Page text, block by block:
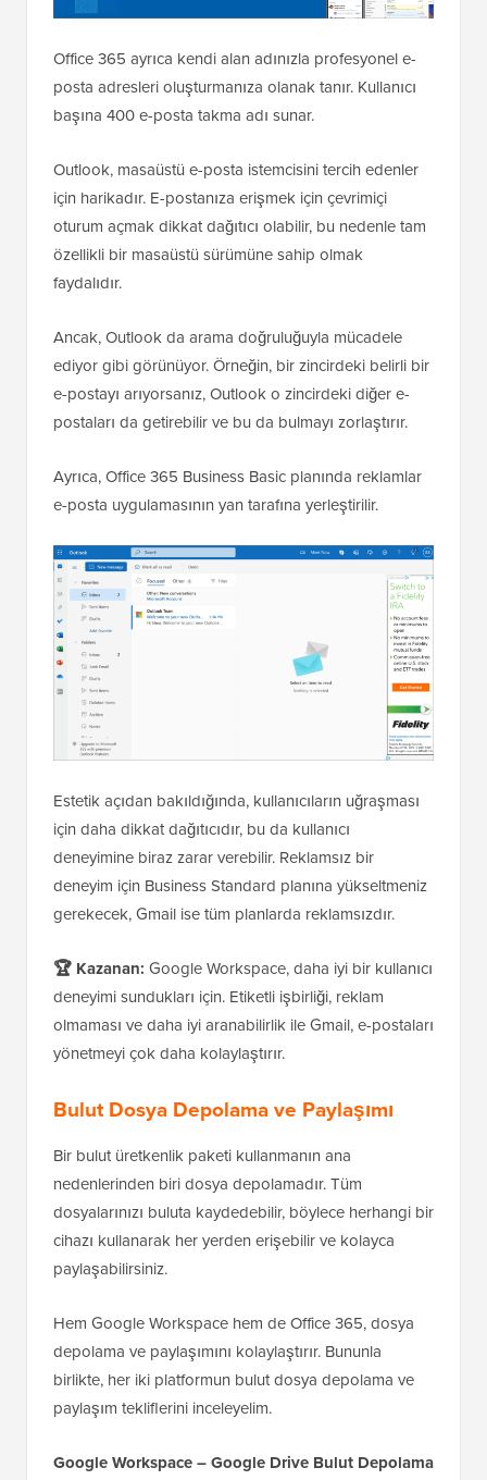
Office 365 ayrıca kendi alan adınızla profesyonel e-
posta adresleri oluşturmanıza olanak tanır. Kullanıcı
başına 400 e-posta takma adı sunar.
Outlook, masaüstü e-posta istemcisini tercih edenler
için harikadır. E-postanıza erişmek için çevrimiçi
oturum açmak dikkat dağıtıcı olabilir, bu nedenle tam
özellikli bir masaüstü sürümüne sahip olmak
faydalıdır.
Ancak, Outlook da arama doğruluğuyla mücadele
ediyor gibi görünüyor. Örneğin, bir zincirdeki belirli bir
e-postayı arıyorsanız, Outlook o zincirdeki diğer e-
postaları da getirebilir ve bu da bulmayı zorlaştırır.
Ayrıca, Office 365 Business Basic planında reklamlar
e-posta uygulamasının yan tarafına yerleştirilir.
Estetik açıdan bakıldığında, kullanıcıların uğraşması
için daha dikkat dağıtıcıdır, bu da kullanıcı
deneyimine biraz zarar verebilir. Reklamsız bir
deneyim için Business Standard planına yükseltmeniz
gerekecek, Gmail ise tüm planlarda reklamsızdır.
🏆 Kazanan: Google Workspace, daha iyi bir kullanıcı
deneyimi sundukları için. Etiketli işbirliği, reklam
olmaması ve daha iyi aranabilirlik ile Gmail, e-postaları
yönetmeyi çok daha kolaylaştırır.
Bulut Dosya Depolama ve Paylaşımı
Bir bulut üretkenlik paketi kullanmanın ana
nedenlerinden biri dosya depolamadır. Tüm
dosyalarınızı buluta kaydedebilir, böylece herhangi bir
cihazı kullanarak her yerden erişebilir ve kolayca
paylaşabilirsiniz.
Hem Google Workspace hem de Office 365, dosya
depolama ve paylaşımını kolaylaştırır. Bununla
birlikte, her iki platformun bulut dosya depolama ve
paylaşım tekliflerini inceleyelim.
Google Workspace – Google Drive Bulut Depolama